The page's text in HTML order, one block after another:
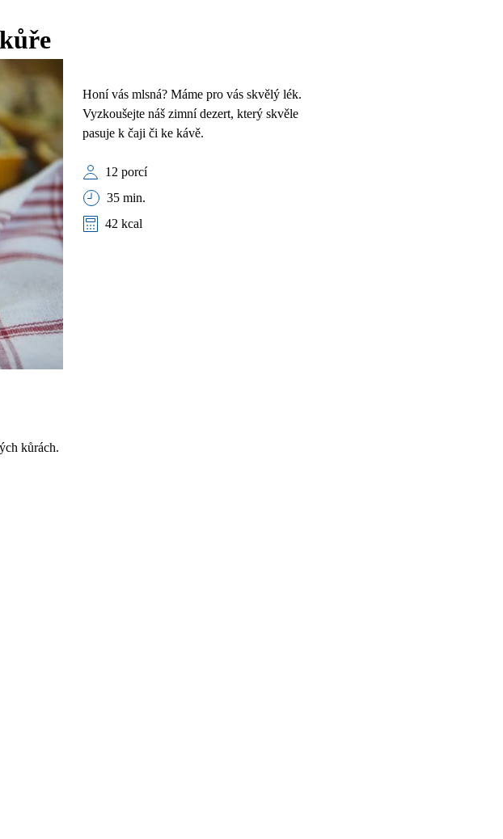
Honí vás mlsná? Máme pro vás skvělý lék.
Vyzkoušejte náš zimní dezert, který skvěle
pasuje k čaji či ke kávě.
12 porcí
35 min.
42 kcal
kůrách.